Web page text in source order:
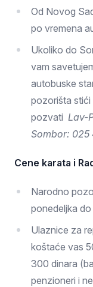
Od Novog
po vremena
Ukoliko do
vam
autobuske
pozorišta
pozvati Lav-
Sombor: 025
Cene karata i
Narodno
ponedeljka
Ulaznice za
koštaće vas
300 dinara
penzioneri i